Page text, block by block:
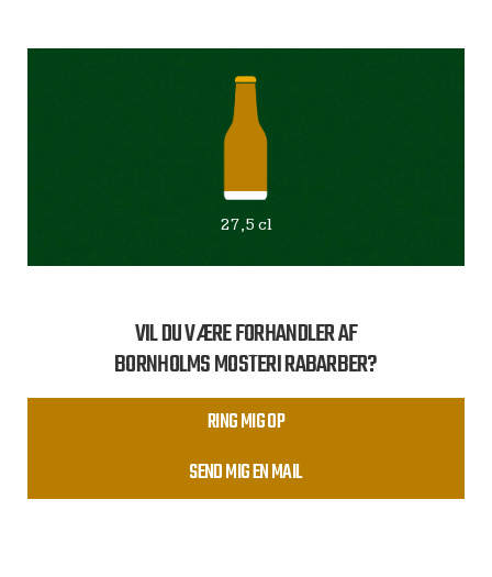
27,5 cl
VIL DU VÆRE FORHANDLER AF
BORNHOLMS MOSTERI RABARBER?
RING MIG OP
SEND MIG EN MAIL